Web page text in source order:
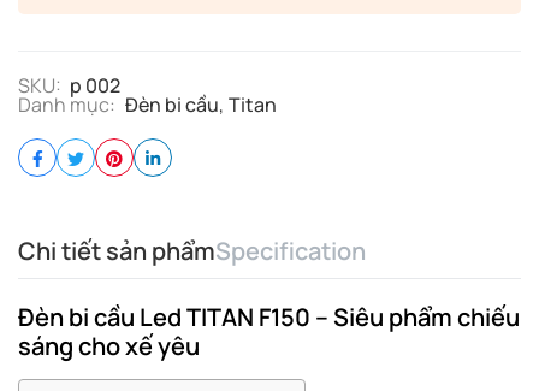
SKU: p 002
Danh mục: Đèn bi cầu, Titan
Chi tiết sản phẩmSpecification
Đèn bi cầu Led TITAN F150 – Siêu phẩm chiếu
sáng cho xế yêu